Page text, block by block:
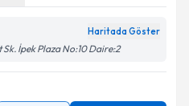
Haritada Göster
İpek Plaza No:10 Daire:2